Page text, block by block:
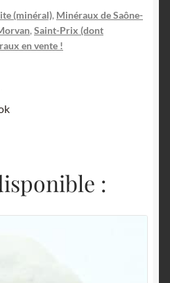
(minéral), Minéraux de Saône-
, Saint-Prix (dont
en vente !
: